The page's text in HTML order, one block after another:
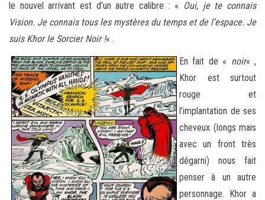
le nouvel arrivant est d’un autre calibre : « Oui, je te connais
Vision. Je connais tous les mystères du temps et de l’espace. Je
suis Khor le Sorcier Noir !« .
En fait de « noir« ,
Khor est surtout
rouge et
l’implantation de ses
cheveux (longs mais
avec un front très
dégarni) nous fait
penser à un autre
personnage. Khor a